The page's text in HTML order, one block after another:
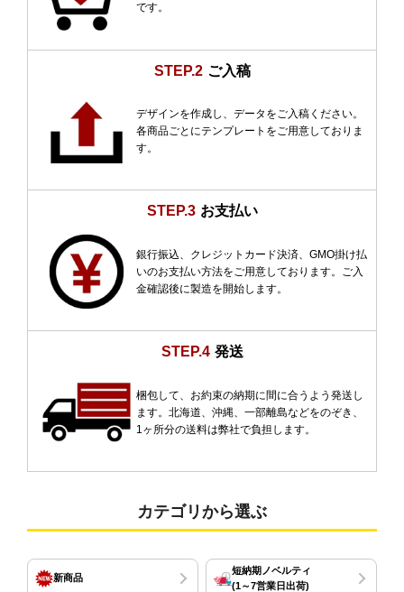
です。
STEP.2 ご入稿
デザインを作成し、データをご入稿ください。
各商品ごとにテンプレートをご用意しておりま
す。
STEP.3 お支払い
銀行振込、クレジットカード決済、GMO掛け払
いのお支払い方法をご用意しております。ご入
金確認後に製造を開始します。
STEP.4 発送
梱包して、お約束の納期に間に合うよう発送し
ます。北海道、沖縄、一部離島などをのぞき、
1ヶ所分の送料は弊社で負担します。
カテゴリから選ぶ
新商品
短納期ノベルティ
(1～7営業日出荷)